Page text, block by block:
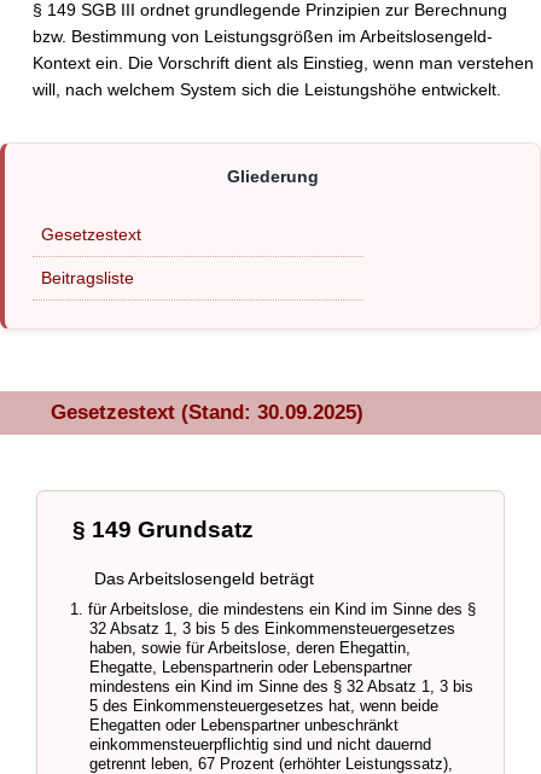
§ 149 SGB III ordnet grundlegende Prinzipien zur Berechnung
bzw. Bestimmung von Leistungsgrößen im Arbeitslosengeld-
Kontext ein. Die Vorschrift dient als Einstieg, wenn man verstehen
will, nach welchem System sich die Leistungshöhe entwickelt.
Gesetzestext
Beitragsliste
Gesetzestext (Stand: 30.09.2025)
§ 149 Grundsatz
Das Arbeitslosengeld beträgt
1. für Arbeitslose, die mindestens ein Kind im Sinne des §
32 Absatz 1, 3 bis 5 des Einkommensteuergesetzes
haben, sowie für Arbeitslose, deren Ehegattin,
Ehegatte, Lebenspartnerin oder Lebenspartner
mindestens ein Kind im Sinne des § 32 Absatz 1, 3 bis
5 des Einkommensteuergesetzes hat, wenn beide
Ehegatten oder Lebenspartner unbeschränkt
einkommensteuerpflichtig sind und nicht dauernd
getrennt leben, 67 Prozent (erhöhter Leistungssatz),